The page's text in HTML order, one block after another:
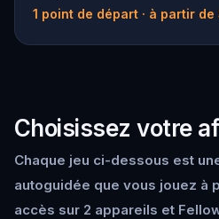
1 point de départ · à partir
Choisissez votre
Chaque jeu ci-dessous est
autoguidée que vous jouez à
accès sur 2 appareils et